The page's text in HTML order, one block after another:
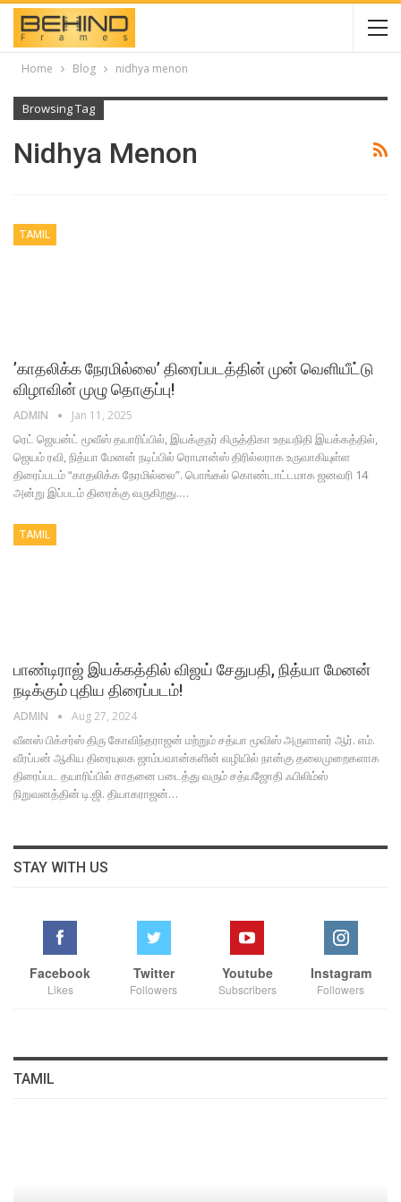
Home Blog nidhya menon
Browsing Tag
Nidhya Menon
TAMIL
’காதலிக்க நேரமில்லை’ திரைப்படத்தின் முன் வெளியீட்டு
விழாவின் முழு தொகுப்பு!
ADMIN Jan 11, 2025
ரெட் ஜெயன்ட் மூவீஸ் தயாரிப்பில், இயக்குநர் கிருத்திகா உதயநிதி இயக்கத்தில்,
ஜெயம் ரவி, நித்யா மேனன் நடிப்பில் ரொமான்ஸ் திரில்லராக உருவாகியுள்ள
திரைப்படம் “காதலிக்க நேரமில்லை”. பொங்கல் கொண்டாட்டமாக ஜனவரி 14
அன்று இப்படம் திரைக்கு வருகிறது.…
TAMIL
பாண்டிராஜ் இயக்கத்தில் விஜய் சேதுபதி, நித்யா மேனன்
நடிக்கும் புதிய திரைப்படம்!
ADMIN Aug 27, 2024
வீனஸ் பிக்சர்ஸ் திரு கோவிந்தராஜன் மற்றும் சத்யா மூவிஸ் அருளாளர் ஆர். எம்.
வீரப்பன் ஆகிய திரையுலக ஜாம்பவான்களின் வழியில் நான்கு தலைமுறைகளாக
திரைப்பட தயாரிப்பில் சாதனை படைத்து வரும் சத்யஜோதி ஃபிலிம்ஸ்
நிறுவனத்தின் டி.ஜி. தியாகராஜன்…
STAY WITH US
Facebook
Likes
Twitter
Followers
Youtube
Subscribers
Instagram
Followers
TAMIL